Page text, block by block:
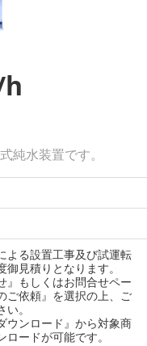
純水装置です。
よる設置工事及び試運転
見積りとなります。
』もしくはお問合せペー
ご依頼』を選択の上、ご
。
ウンロード』から対象商
ードが可能です。